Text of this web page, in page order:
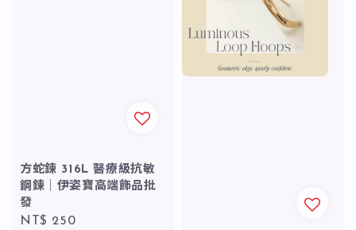
方蛇鍊 316L 醫療級抗敏
鋼鍊｜伊姿寶高端飾品批
發
Regular
NT$ 250